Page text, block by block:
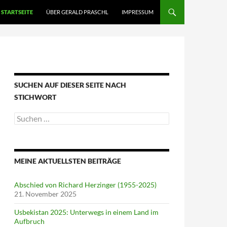
STARTSEITE ÜBER GERALD PRASCHL IMPRESSUM
SUCHEN AUF DIESER SEITE NACH
STICHWORT
Suche
nach:
MEINE AKTUELLSTEN BEITRÄGE
Abschied von Richard Herzinger (1955-2025)
21. November 2025
Usbekistan 2025: Unterwegs in einem Land im
Aufbruch